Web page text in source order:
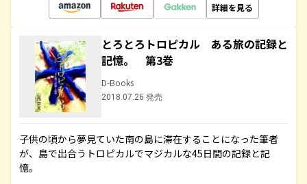
詳細を見る
とろとろトロピカル ある旅の記録と
記憶。 第3巻
D-Books
2018.07.26 発売
子供の頃から夢見ていた南の島に滞在することになった筆者
が、島で出合うトロピカルでマジカルな45日間の記録と記
憶。